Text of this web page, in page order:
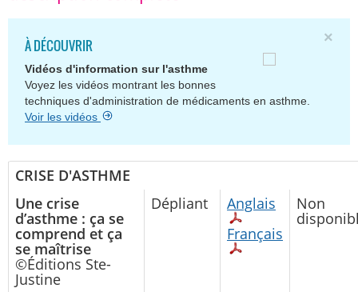
×
À DÉCOUVRIR
Vidéos d'information sur l'asthme
Voyez les vidéos montrant les bonnes
techniques d'administration de médicaments en asthme.
Voir les vidéos
CRISE D'ASTHME
Une crise
d’asthme : ça se
comprend et ça
se maîtrise
©Éditions Ste-
Justine
Dépliant
Anglais
Français
Non